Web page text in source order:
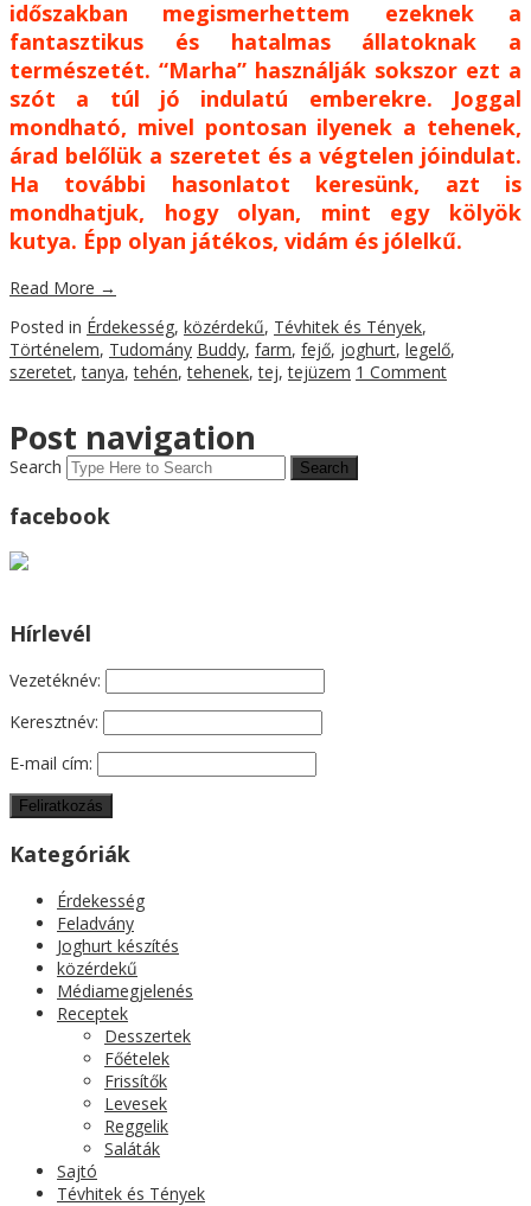
időszakban megismerhettem ezeknek a
fantasztikus és hatalmas állatoknak a
természetét. “Marha” használják sokszor ezt a
szót a túl jó indulatú emberekre. Joggal
mondható, mivel pontosan ilyenek a tehenek,
árad belőlük a szeretet és a végtelen jóindulat.
Ha további hasonlatot keresünk, azt is
mondhatjuk, hogy olyan, mint egy kölyök
kutya. Épp olyan játékos, vidám és jólelkű.
Read More →
Posted in Érdekesség, közérdekű, Tévhitek és Tények,
Történelem, Tudomány Buddy, farm, fejő, joghurt, legelő,
szeretet,tanya,tehén,tehenek,tej,tejüzem 1 Comment
Post navigation
Search
facebook
Hírlevél
Vezetéknév:
Keresztnév:
E-mail cím:
Kategóriák
Érdekesség
Feladvány
Joghurt készítés
közérdekű
Médiamegjelenés
Receptek
Desszertek
Főételek
Frissítők
Levesek
Reggelik
Saláták
Sajtó
Tévhitek és Tények